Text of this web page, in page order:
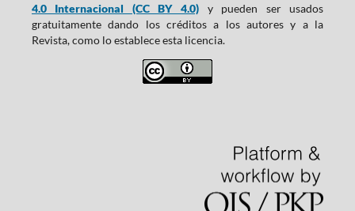
4.0 Internacional (CC BY 4.0) y pueden ser usados
gratuitamente dando los créditos a los autores y a la
Revista, como lo establece esta licencia.